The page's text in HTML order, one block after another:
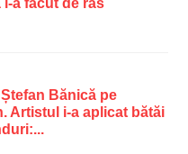
l-a făcut de râs
Bănică pe
Artistul i-a aplicat bătăi